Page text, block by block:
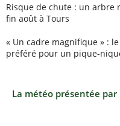
Risque de chute : un arbre
fin août à Tours
« Un cadre magnifique » :
préféré pour un pique-
La météo présentée par